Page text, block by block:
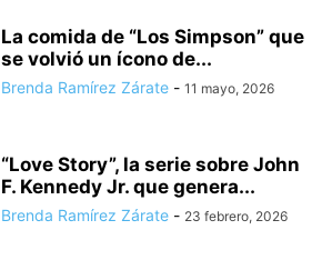
La comida de “Los Simpson” que
se volvió un ícono de...
Brenda Ramírez Zárate - 11 mayo, 2026
“Love Story”, la serie sobre John
F. Kennedy Jr. que genera...
Brenda Ramírez Zárate - 23 febrero, 2026